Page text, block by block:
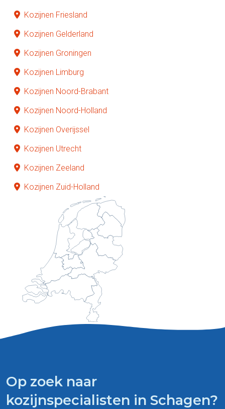
Kozijnen Friesland
Kozijnen Gelderland
Kozijnen Groningen
Kozijnen Limburg
Kozijnen Noord-Brabant
Kozijnen Noord-Holland
Kozijnen Overijssel
Kozijnen Utrecht
Kozijnen Zeeland
Kozijnen Zuid-Holland
Op zoek naar
kozijnspecialisten in Schagen?